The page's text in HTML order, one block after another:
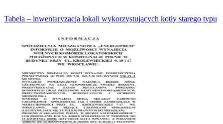
Tabela – inwentaryzacja lokali wykorzystujących kotły starego typu